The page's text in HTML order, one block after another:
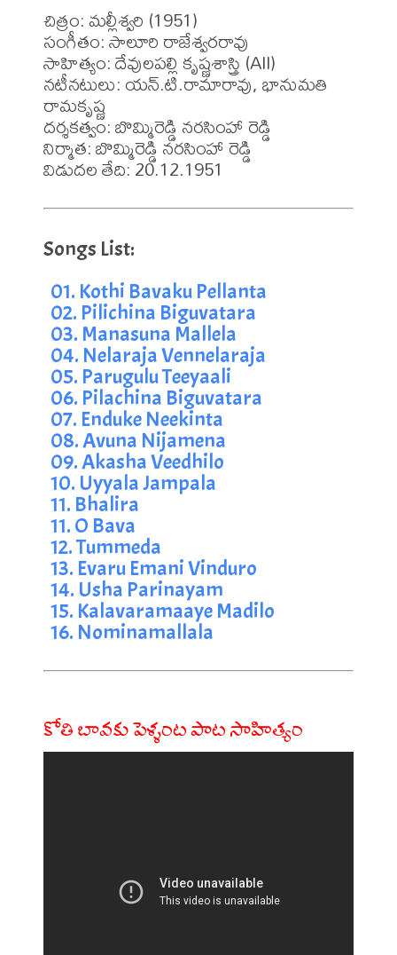
చిత్రం: మల్లీశ్వరి (1951)
సంగీతం: సాలూరి రాజేశ్వరరావు
సాహిత్యం: దేవులపల్లి కృష్ణశాస్త్రి (All)
నటీనటులు: యన్.టి.రామారావు, భానుమతి
రామకృష్ణ
దర్శకత్వం: బొమ్మిరెడ్డి నరసింహా రెడ్డి
నిర్మాత: బొమ్మిరెడ్డి నరసింహా రెడ్డి
విడుదల తేది: 20.12.1951
01. Kothi Bavaku Pellanta
02. Pilichina Biguvatara
03. Manasuna Mallela
04. Nelaraja Vennelaraja
05. Parugulu Teeyaali
06. Pilachina Biguvatara
07. Enduke Neekinta
08. Avuna Nijamena
09. Akasha Veedhilo
10. Uyyala Jampala
11. Bhalira
11. O Bava
12. Tummeda
13. Evaru Emani Vinduro
14. Usha Parinayam
15. Kalavaramaaye Madilo
16. Nominamallala
కోతి బావకు పెళ్ళంట పాట సాహిత్యం